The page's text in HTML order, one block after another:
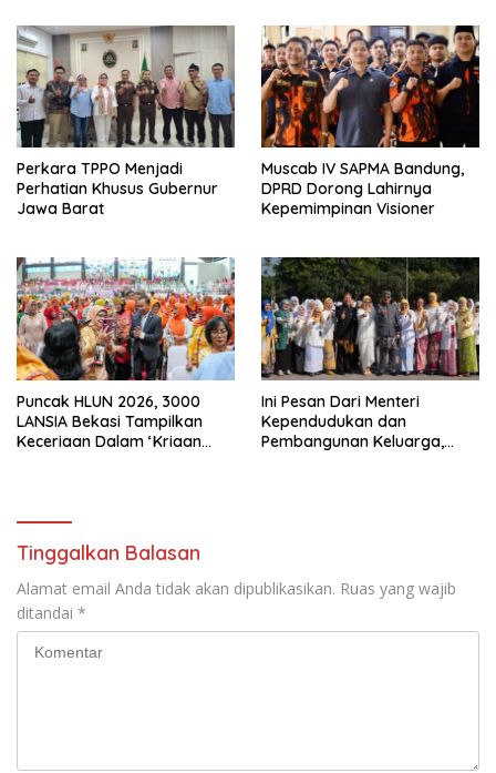
Perkara TPPO Menjadi
Perhatian Khusus Gubernur
Jawa Barat
Muscab IV SAPMA Bandung,
DPRD Dorong Lahirnya
Kepemimpinan Visioner
Puncak HLUN 2026, 3000
LANSIA Bekasi Tampilkan
Keceriaan Dalam ‘Kriaan
Ini Pesan Dari Menteri
Kependudukan dan
Pembangunan Keluarga,
Tinggalkan Balasan
Alamat email Anda tidak akan dipublikasikan. Ruas yang wajib
ditandai *